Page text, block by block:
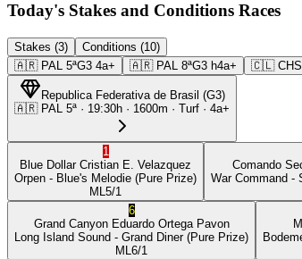
Today's Stakes and Conditions Races
Stakes (3)
Conditions (10)
🇦🇷 PAL 5ªG3 4a+ 🇦🇷 PAL 8ªG3 h4a+ 🇨🇱 CHS
Republica Federativa de Brasil (G3)
🇦🇷 PAL 5ª · 19:30h · 1600m · Turf · 4a+
1
Blue Dollar Cristian E. Velazquez
Orpen - Blue's Melodie (Pure Prize)
ML5/1
Comando
War Command -
6
Grand Canyon Eduardo Ortega Pavon
Long Island Sound - Grand Diner(Pure Prize)
ML6/1